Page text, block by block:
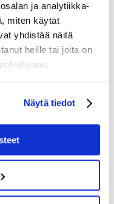
ja analytiikka-
miten käytät
yhdistää näitä
heille tai joita on
Näytä tiedot
haku
ja talvikauden
kesänä. Jos
tekijöitä tiettyyn
vastaan
ja